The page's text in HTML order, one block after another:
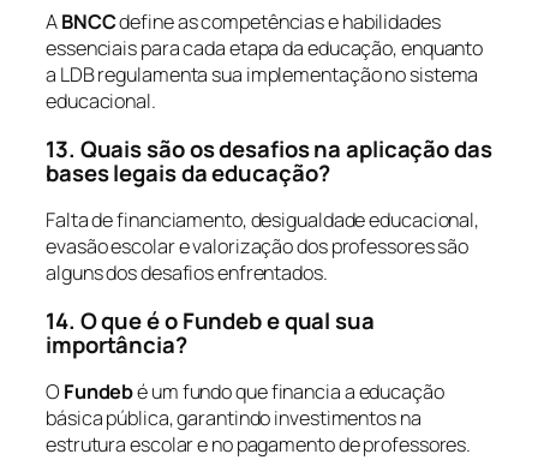
ABNCCdefine as competências e habilidades
essenciais para cada etapa da educação, enquanto
a LDB regulamenta sua implementação no sistema
educacional.
13. Quais são os desafios na aplicação das
bases legais da educação?
Falta de financiamento, desigualdade educacional,
evasão escolar e valorização dos professores são
alguns dos desafios enfrentados.
14. O que é o Fundeb e qual sua
importância?
O Fundebé um fundo que financia a educação
básica pública, garantindo investimentos na
estrutura escolar e no pagamento de professores.